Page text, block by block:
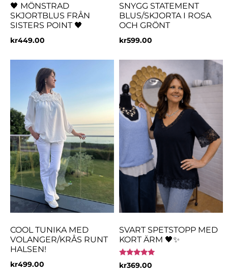
🖤 MÖNSTRAD
SKJORTBLUS FRÅN
SISTERS POINT 🖤
kr449.00
SNYGG STATEMENT
BLUS/SKJORTA I ROSA
OCH GRÖNT
kr599.00
COOL TUNIKA MED
VOLANGER/KRÅS RUNT
HALSEN!
kr499.00
SVART SPETSTOPP MED
KORT ÄRM 🖤✨
Betygsatt
5.00
kr369.00